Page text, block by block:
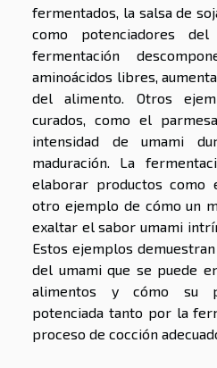
fermentados, la salsa de
como potenciadores
fermentación
aminoácidos libres,
del alimento. Otros
curados, como el
intensidad de umami
maduración. La
elaborar productos como
otro ejemplo de cómo un
exaltar el sabor umami
Estos ejemplos
del umami que se puede
alimentos y cómo su
potenciada tanto por la
proceso de cocción